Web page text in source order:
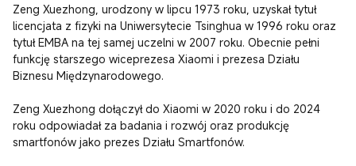
Zeng Xuezhong, urodzony w lipcu 1973 roku, uzyskał tytuł
licencjata z fizyki na Uniwersytecie Tsinghua w 1996 roku oraz
tytuł EMBA na tej samej uczelni w 2007 roku. Obecnie pełni
funkcję starszego wiceprezesa Xiaomi i prezesa Działu
Biznesu Międzynarodowego.
Zeng Xuezhong dołączył do Xiaomi w 2020 roku i do 2024
roku odpowiadał za badania i rozwój oraz produkcję
smartfonów jako prezes Działu Smartfonów.